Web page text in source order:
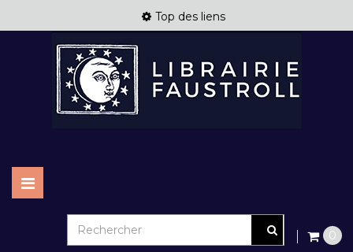
Top des liens
Basculer
la
navigation
0